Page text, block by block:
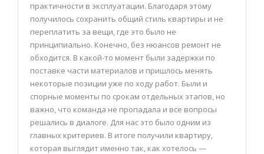
практичности в эксплуатации. Благодаря этому
получилось сохранить общий стиль квартиры и не
переплатить за вещи, где это было не
принципиально. Конечно, без нюансов ремонт не
обходится. В какой-то момент были задержки по
поставке части материалов и пришлось менять
некоторые позиции уже по ходу работ. Были и
спорные моменты по срокам отдельных этапов, но
важно, что команда не пропадала и все вопросы
решались в диалоге. Для нас это было одним из
главных критериев. В итоге получили квартиру,
которая выглядит именно так, как хотелось —